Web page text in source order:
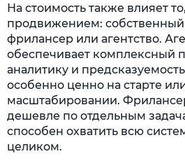
На стоимость также влияет
продвижением: собственный
фрилансер или агентство.
обеспечивает комплексный
аналитику и
особенно ценно на старте
масштабировании.
дешевле по отдельным
способен охватить всю
целиком.